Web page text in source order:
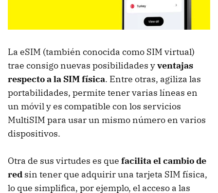
La eSIM (también conocida como SIM virtual)
trae consigo nuevas posibilidades yventajas
respecto a la SIM física. Entre otras, agiliza las
portabilidades, permite tener varias líneas en
un móvil y es compatible con los servicios
MultiSIM para usar un mismo número en varios
dispositivos.
Otra de sus virtudes es que facilita el cambio de
red sin tener que adquirir una tarjeta SIM física,
lo que simplifica, por ejemplo, el acceso a las